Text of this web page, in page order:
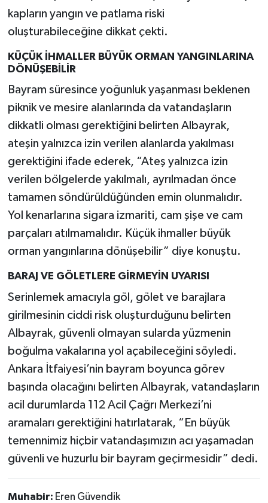
kapların yangın ve patlama riski
oluşturabileceğine dikkat çekti.
KÜÇÜK İHMALLER BÜYÜK ORMAN YANGINLARINA
DÖNÜŞEBİLİR
Bayram süresince yoğunluk yaşanması beklenen
piknik ve mesire alanlarında da vatandaşların
dikkatli olması gerektiğini belirten Albayrak,
ateşin yalnızca izin verilen alanlarda yakılması
gerektiğini ifade ederek, “Ateş yalnızca izin
verilen bölgelerde yakılmalı, ayrılmadan önce
tamamen söndürüldüğünden emin olunmalıdır.
Yol kenarlarına sigara izmariti, cam şişe ve cam
parçaları atılmamalıdır. Küçük ihmaller büyük
orman yangınlarına dönüşebilir” diye konuştu.
BARAJ VE GÖLETLERE GİRMEYİN UYARISI
Serinlemek amacıyla göl, gölet ve barajlara
girilmesinin ciddi risk oluşturduğunu belirten
Albayrak, güvenli olmayan sularda yüzmenin
boğulma vakalarına yol açabileceğini söyledi.
Ankara İtfaiyesi’nin bayram boyunca görev
başında olacağını belirten Albayrak, vatandaşların
acil durumlarda 112 Acil Çağrı Merkezi’ni
aramaları gerektiğini hatırlatarak, “En büyük
temennimiz hiçbir vatandaşımızın acı yaşamadan
güvenli ve huzurlu bir bayram geçirmesidir” dedi.
Muhabir: Eren Güvendik